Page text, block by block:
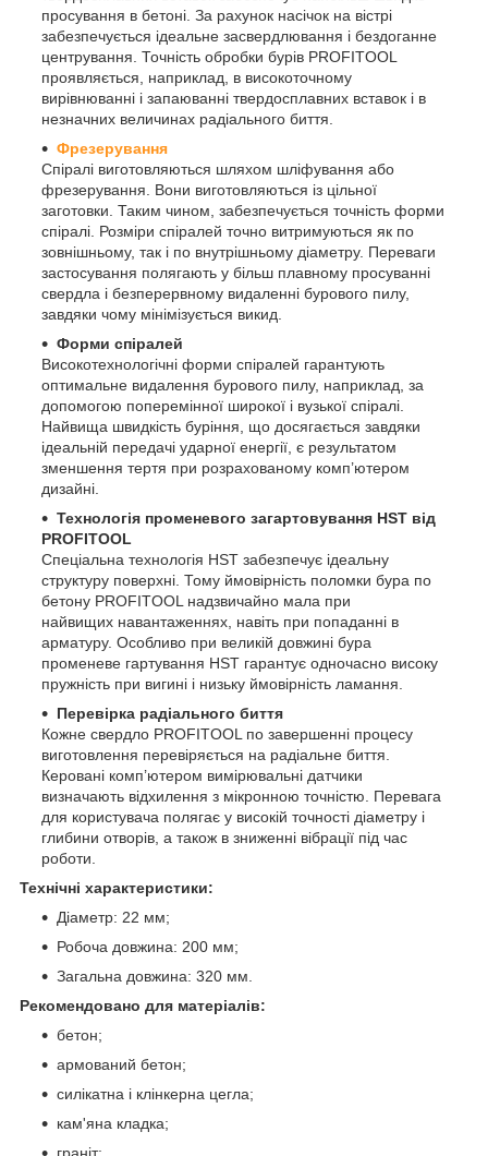
просування в бетоні. За рахунок насічок на вістрі
забезпечується ідеальне засвердлювання і бездоганне
центрування. Точність обробки бурів PROFITOOL
проявляється, наприклад, в високоточному
вирівнюванні і запаюванні твердосплавних вставок і в
незначних величинах радіального биття.
Фрезерування
Спіралі виготовляються шляхом шліфування або
фрезерування. Вони виготовляються із цільної
заготовки. Таким чином, забезпечується точність форми
спіралі. Розміри спіралей точно витримуються як по
зовнішньому, так і по внутрішньому діаметру. Переваги
застосування полягають у більш плавному просуванні
свердла і безперервному видаленні бурового пилу,
завдяки чому мінімізується викид.
Форми спіралей
Високотехнологічні форми спіралей гарантують
оптимальне видалення бурового пилу, наприклад, за
допомогою поперемінної широкої і вузької спіралі.
Найвища швидкість буріння, що досягається завдяки
ідеальній передачі ударної енергії, є результатом
зменшення тертя при розрахованому комп’ютером
дизайні.
Технологія променевого загартовування HST від
PROFITOOL
Спеціальна технологія HST забезпечує ідеальну
структуру поверхні. Тому ймовірність поломки бура по
бетону PROFITOOL надзвичайно мала при
найвищих навантаженнях, навіть при попаданні в
арматуру. Особливо при великій довжині бура
променеве гартування HST гарантує одночасно високу
пружність при вигині і низьку ймовірність ламання.
Перевірка радіального биття
Кожне свердло PROFITOOL по завершенні процесу
виготовлення перевіряється на радіальне биття.
Керовані комп’ютером вимірювальні датчики
визначають відхилення з мікронною точністю. Перевага
для користувача полягає у високій точності діаметру і
глибини отворів, а також в зниженні вібрації під час
роботи.
Технічні характеристики:
Діаметр: 22 мм;
Робоча довжина: 200 мм;
Загальна довжина: 320 мм.
Рекомендовано для матеріалів:
бетон;
армований бетон;
силікатна і клінкерна цегла;
кам'яна кладка;